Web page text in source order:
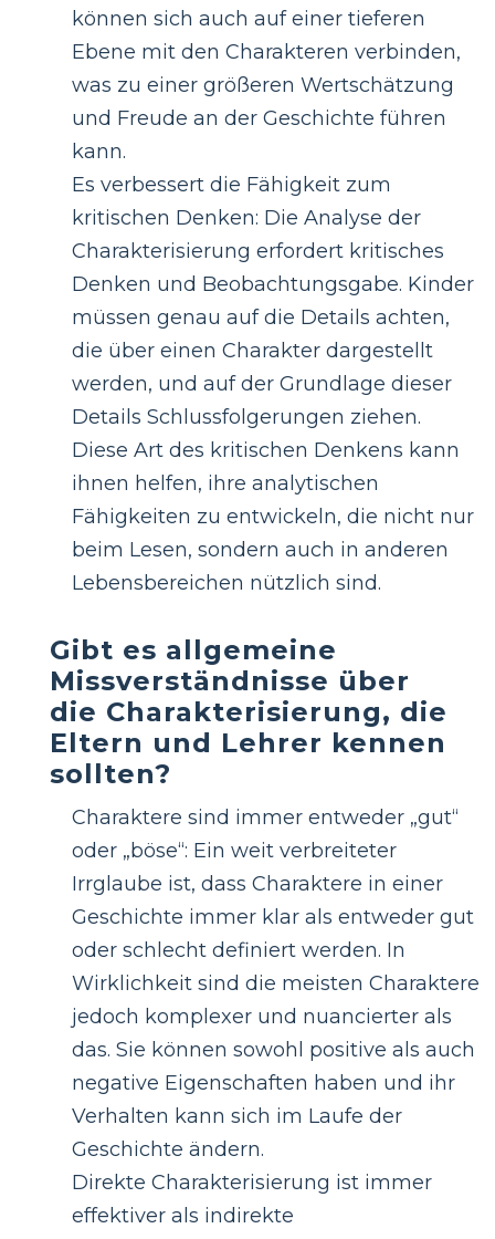
können sich auch auf einer tieferen
Ebene mit den Charakteren verbinden,
was zu einer größeren Wertschätzung
und Freude an der Geschichte führen
kann.
Es verbessert die Fähigkeit zum
kritischen Denken: Die Analyse der
Charakterisierung erfordert kritisches
Denken und Beobachtungsgabe. Kinder
müssen genau auf die Details achten,
die über einen Charakter dargestellt
werden, und auf der Grundlage dieser
Details Schlussfolgerungen ziehen.
Diese Art des kritischen Denkens kann
ihnen helfen, ihre analytischen
Fähigkeiten zu entwickeln, die nicht nur
beim Lesen, sondern auch in anderen
Lebensbereichen nützlich sind.
Gibt es allgemeine
Missverständnisse über
die Charakterisierung, die
Eltern und Lehrer kennen
sollten?
Charaktere sind immer entweder „gut“
oder „böse“: Ein weit verbreiteter
Irrglaube ist, dass Charaktere in einer
Geschichte immer klar als entweder gut
oder schlecht definiert werden. In
Wirklichkeit sind die meisten Charaktere
jedoch komplexer und nuancierter als
das. Sie können sowohl positive als auch
negative Eigenschaften haben und ihr
Verhalten kann sich im Laufe der
Geschichte ändern.
Direkte Charakterisierung ist immer
effektiver als indirekte